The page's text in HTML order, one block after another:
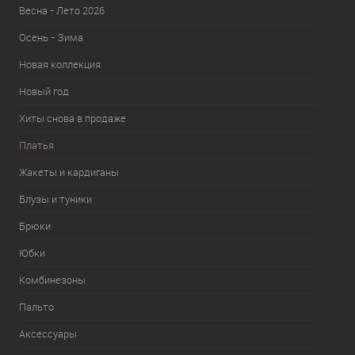
Весна - Лето 2026
Осень - Зима
Новая коллекция
Новый год
Хиты снова в продаже
Платья
Жакеты и кардиганы
Блузы и туники
Брюки
Юбки
Комбинезоны
Пальто
Аксессуары